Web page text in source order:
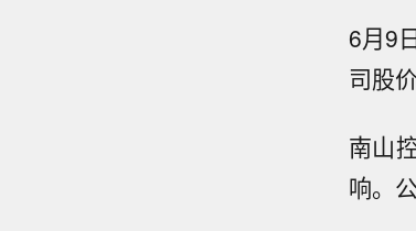
6月9
司股
南山
响。